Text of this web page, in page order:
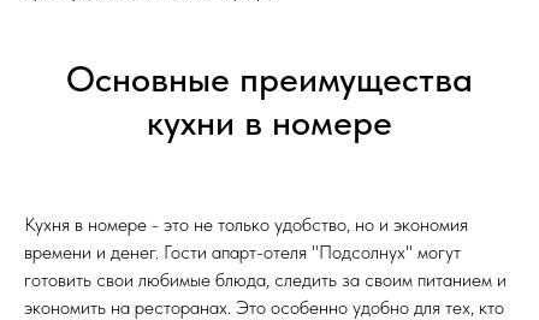
Основные преимущества
кухни в номере
Кухня в номере - это не только удобство, но и экономия
времени и денег. Гости апарт-отеля "Подсолнух" могут
готовить свои любимые блюда, следить за своим питанием и
экономить на ресторанах. Это особенно удобно для тех, кто